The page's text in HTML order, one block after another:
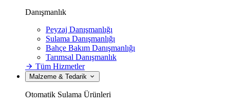
Danışmanlık
Peyzaj Danışmanlığı
Sulama Danışmanlığı
Bahçe Bakım Danışmanlığı
Tarımsal Danışmanlık
Tüm Hizmetler
Malzeme & Tedarik
Otomatik Sulama Ürünleri